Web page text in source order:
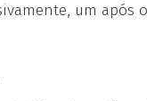
um após